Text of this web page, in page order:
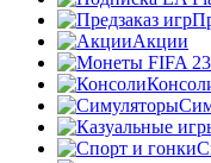
Акции